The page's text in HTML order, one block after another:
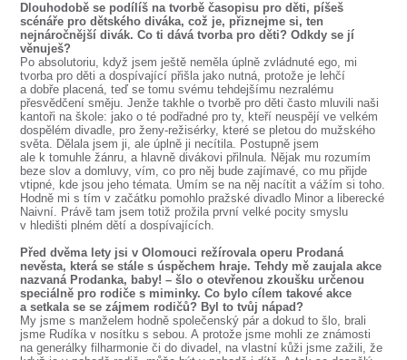
Dlouhodobě se podílíš na tvorbě časopisu pro děti, píšeš
scénáře pro dětského diváka, což je, přiznejme si, ten
nejnáročnější divák. Co ti dává tvorba pro děti? Odkdy se jí
věnuješ?
Po absolutoriu, když jsem ještě neměla úplně zvládnuté ego, mi
tvorba pro děti a dospívající přišla jako nutná, protože je lehčí
a dobře placená, teď se tomu svému tehdejšímu nezralému
přesvědčení směju. Jenže takhle o tvorbě pro děti často mluvili naši
kantoři na škole: jako o té podřadné pro ty, kteří neuspějí ve velkém
dospělém divadle, pro ženy-režisérky, které se pletou do mužského
světa. Dělala jsem ji, ale úplně ji necítila. Postupně jsem
ale k tomuhle žánru, a hlavně divákovi přilnula. Nějak mu rozumím
beze slov a domluvy, vím, co pro něj bude zajímavé, co mu přijde
vtipné, kde jsou jeho témata. Umím se na něj nacítit a vážím si toho.
Hodně mi s tím v začátku pomohlo pražské divadlo Minor a liberecké
Naivní. Právě tam jsem totiž prožila první velké pocity smyslu
v hledišti plném dětí a dospívajících.
Před dvěma lety jsi v Olomouci režírovala operu Prodaná
nevěsta, která se stále s úspěchem hraje. Tehdy mě zaujala akce
nazvaná Prodanka, baby! – šlo o otevřenou zkoušku určenou
speciálně pro rodiče s miminky. Co bylo cílem takové akce
a setkala se se zájmem rodičů? Byl to tvůj nápad?
My jsme s manželem hodně společenský pár a dokud to šlo, brali
jsme Rudíka v nosítku s sebou. A protože jsme mohli ze známosti
na generálky filharmonie či do divadel, na vlastní kůži jsme zažili, že